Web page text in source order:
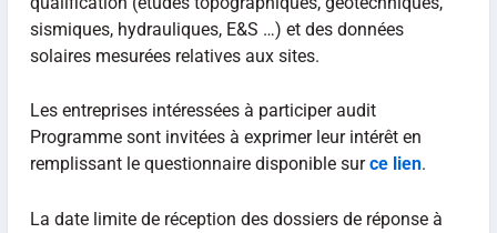
sismiques, hydrauliques, E&S …) et des données
solaires mesurées relatives aux sites.
Les entreprises intéressées à participer audit
Programme sont invitées à exprimer leur intérêt en
remplissant le questionnaire disponible surce lien.
La date limite de réception des dossiers de réponse à